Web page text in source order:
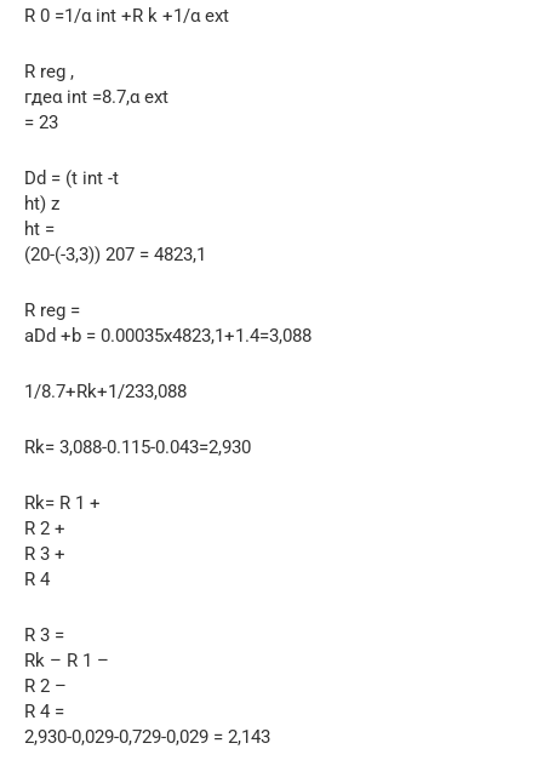
R 0 =1/α int +R k +1/α ext
R reg ,
гдеα int =8.7,α ext
= 23
Dd = (t int -t
ht) z
ht =
(20-(-3,3)) 207 = 4823,1
R reg =
aDd +b = 0.00035х4823,1+1.4=3,088
1/8.7+Rk+1/233,088
Rk= 3,088-0.115-0.043=2,930
Rk= R 1 +
R 2 +
R 3 +
R 4
R 3 =
Rk – R 1 –
R 2 –
R 4 =
2,930-0,029-0,729-0,029 = 2,143